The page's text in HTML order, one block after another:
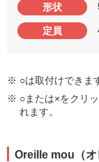
形状
定員
※ ○は取付けできま
※ ○または×をクリ
れます。
Oreille mou（